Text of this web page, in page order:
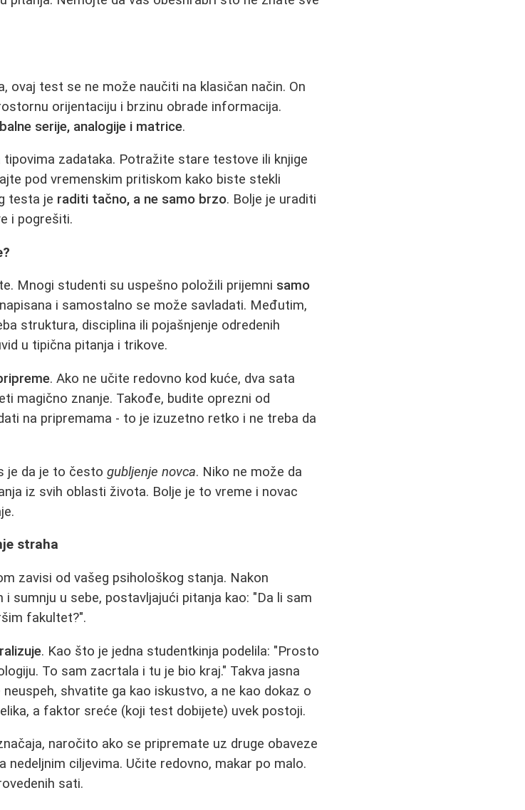
ovaj test se ne može naučiti na klasičan način. On
orijentaciju i brzinu obrade informacija.
serije, analogije i matrice.
zadataka. Potražite stare testove ili knjige
pod vremenskim pritiskom kako biste stekli
testa je raditi tačno, a ne samo brzo. Bolje je uraditi
i pogrešiti.
Mnogi studenti su uspešno položili prijemni samo
i samostalno se može savladati. Međutim,
struktura, disciplina ili pojašnjenje odredenih
u tipična pitanja i trikove.
. Ako ne učite redovno kod kuće, dva sata
magično znanje. Takođe, budite oprezni od
na pripremama - to je izuzetno retko i ne treba da
je da je to čestogubljenje novca. Niko ne može da
iz svih oblasti života. Bolje je to vreme i novac
straha
zavisi od vašeg psihološkog stanja. Nakon
sumnju u sebe, postavljajući pitanja kao: "Da li sam
fakultet?".
. Kao što je jedna studentkinja podelila: "Prosto
To sam zacrtala i tu je bio kraj." Takva jasna
shvatite ga kao iskustvo, a ne kao dokaz o
a faktor sreće (koji test dobijete) uvek postoji.
naročito ako se pripremate uz druge obaveze
nedeljnim ciljevima. Učite redovno, makar po malo.
sati.